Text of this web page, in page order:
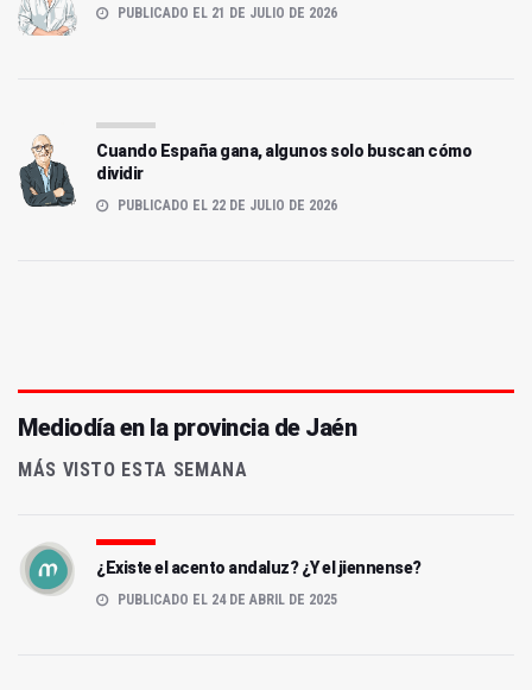
PUBLICADO EL 21 DE JULIO DE 2026
Cuando España gana, algunos solo buscan cómo
dividir
PUBLICADO EL 22 DE JULIO DE 2026
Mediodía en la provincia de Jaén
MÁS VISTO ESTA SEMANA
¿Existe el acento andaluz? ¿Y el jiennense?
PUBLICADO EL 24 DE ABRIL DE 2025